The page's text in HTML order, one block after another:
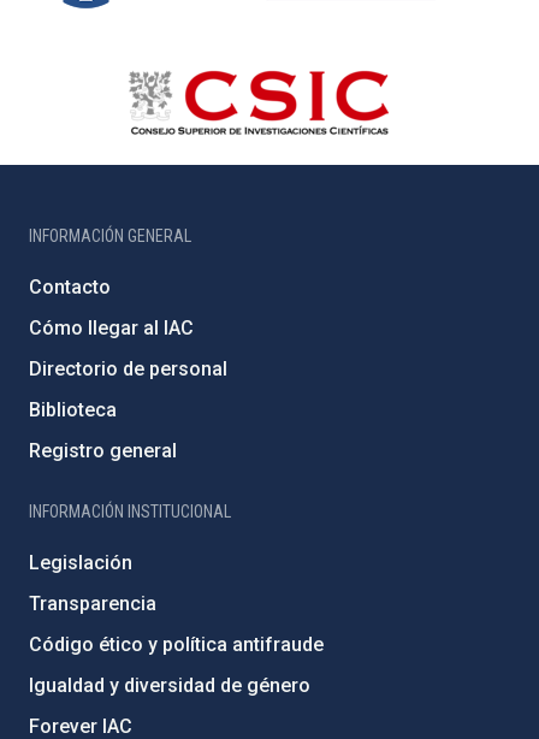
INFORMACIÓN GENERAL
Contacto
Cómo llegar al IAC
Directorio de personal
Biblioteca
Registro general
INFORMACIÓN INSTITUCIONAL
Legislación
Transparencia
Código ético y política antifraude
Igualdad y diversidad de género
Forever IAC